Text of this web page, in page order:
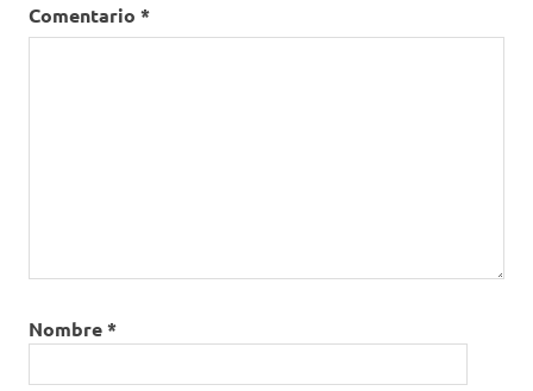
Comentario *
Nombre*